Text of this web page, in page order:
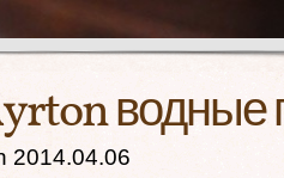
водные
2014.04.06